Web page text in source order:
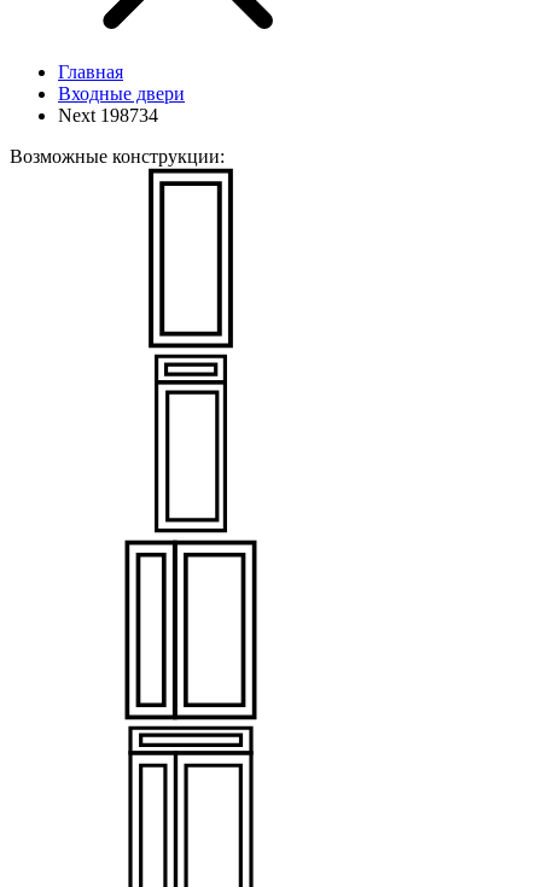
Главная
Входные двери
Next 198734
Возможные конструкции: